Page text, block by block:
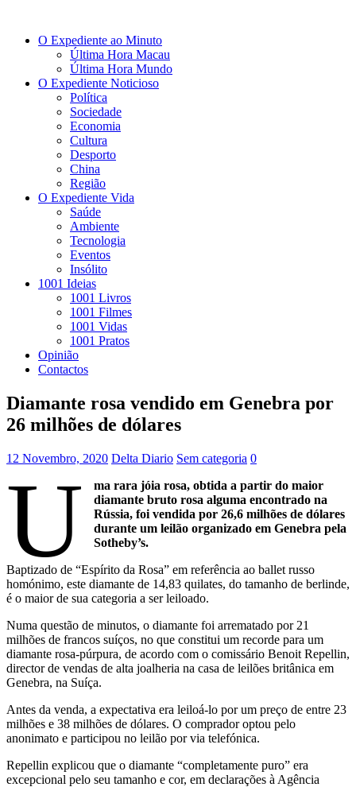
O Expediente ao Minuto
Última Hora Macau
Última Hora Mundo
O Expediente Noticioso
Política
Sociedade
Economia
Cultura
Desporto
China
Região
O Expediente Vida
Saúde
Ambiente
Tecnologia
Eventos
Insólito
1001 Ideias
1001 Livros
1001 Filmes
1001 Vidas
1001 Pratos
Opinião
Contactos
Diamante rosa vendido em Genebra por
26 milhões de dólares
12 Novembro, 2020 Delta Diario Sem categoria 0
U
ma rara jóia rosa, obtida a partir do maior
diamante bruto rosa alguma encontrado na
Rússia, foi vendida por 26,6 milhões de dólares
durante um leilão organizado em Genebra pela
Sotheby’s.
Baptizado de “Espírito da Rosa” em referência ao ballet russo
homónimo, este diamante de 14,83 quilates, do tamanho de berlinde,
é o maior de sua categoria a ser leiloado.
Numa questão de minutos, o diamante foi arrematado por 21
milhões de francos suíços, no que constitui um recorde para um
diamante rosa-púrpura, de acordo com o comissário Benoit Repellin,
director de vendas de alta joalheria na casa de leilões britânica em
Genebra, na Suíça.
Antes da venda, a expectativa era leiloá-lo por um preço de entre 23
milhões e 38 milhões de dólares. O comprador optou pelo
anonimato e participou no leilão por via telefónica.
Repellin explicou que o diamante “completamente puro” era
excepcional pelo seu tamanho e cor, em declarações à Agência